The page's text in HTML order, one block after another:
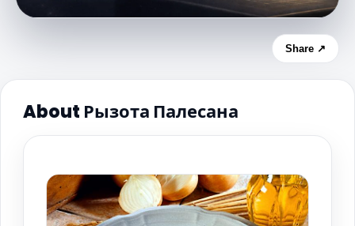
Share ↗
About Рызота Палесана